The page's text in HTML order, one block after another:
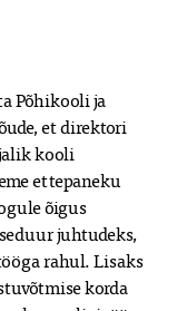
Põhikooli ja
et direktori
kooli
ettepaneku
õigus
juhtudeks,
rahul. Lisaks
korda